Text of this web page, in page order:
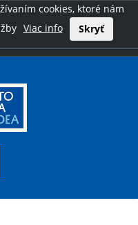
cookies, ktoré nám
Viac info Skryť